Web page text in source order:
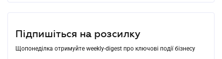
Підпишіться на розсилку
Щопонеділка отримуйте weekly-digest про ключові події бізнесу